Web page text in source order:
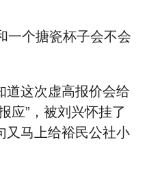
一个搪瓷杯子会不会
道这次虚高报价会给
应”，被刘兴怀挂了
又马上给裕民公社小